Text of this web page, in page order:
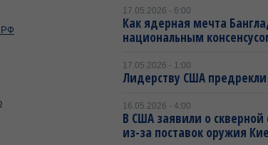
РФ
17.05.2026 - 6:00
Как ядерная мечта
национальным
17.05.2026 - 1:00
Лидерству США
16.05.2026 - 4:00
В США заявили о скверной
из-за поставок оружия